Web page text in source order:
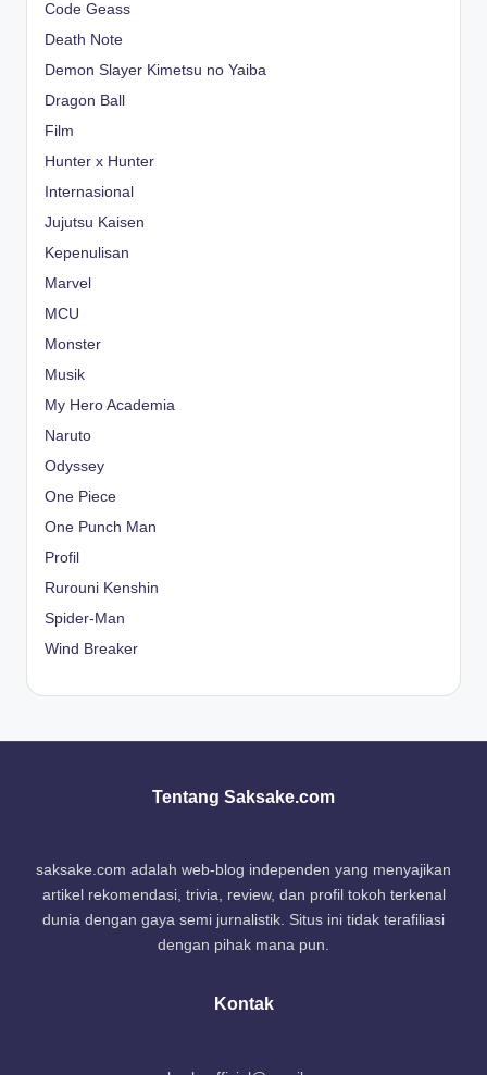
Code Geass
Death Note
Demon Slayer Kimetsu no Yaiba
Dragon Ball
Film
Hunter x Hunter
Internasional
Jujutsu Kaisen
Kepenulisan
Marvel
MCU
Monster
Musik
My Hero Academia
Naruto
Odyssey
One Piece
One Punch Man
Profil
Rurouni Kenshin
Spider-Man
Wind Breaker
Tentang Saksake.com
saksake.com adalah web-blog independen yang menyajikan
artikel rekomendasi, trivia, review, dan profil tokoh terkenal
dunia dengan gaya semi jurnalistik. Situs ini tidak terafiliasi
dengan pihak mana pun.
Kontak